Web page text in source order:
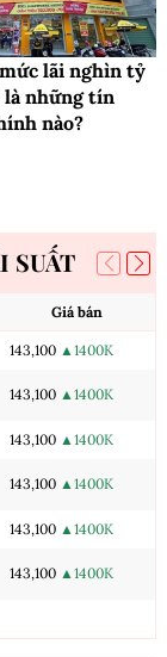
lãi nghìn tỷ
là những tín
nào?
SUẤT
Giá bán
143,100 ▲1400K
143,100 ▲1400K
143,100 ▲1400K
143,100 ▲1400K
143,100 ▲1400K
143,100 ▲1400K